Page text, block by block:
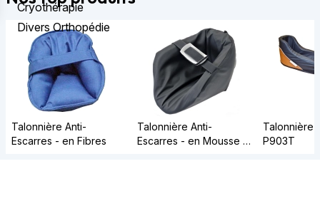
Cryothérapie
Divers Orthopédie
Talonnière Anti-
Escarres - en Fibres
Talonnière Anti-
Escarres - en Mousse -
Talonnière
P903T